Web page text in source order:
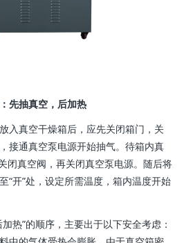
先抽真空，后加热
入真空干燥箱后，应先关闭箱门，关
接通真空泵电源开始抽气。待箱内真
闭真空阀，再关闭真空泵电源。随后将
“开”处，设定所需温度，箱内温度开始
热”的顺序，主要出于以下安全考虑：